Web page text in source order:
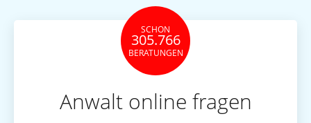
SCHON
305.766
BERATUNGEN
Anwalt online fragen